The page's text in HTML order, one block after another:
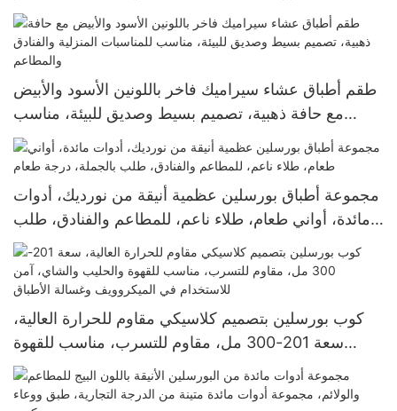
والفنادق، متين، درجة تجارية، مناسب لغسالة الأطباق
طقم أطباق عشاء سيراميك فاخر باللونين الأسود والأبيض
مع حافة ذهبية، تصميم بسيط وصديق للبيئة، مناسب
للمناسبات المنزلية والفنادق والمطاعم
مجموعة أطباق بورسلين عظمية أنيقة من نورديك، أدوات
مائدة، أواني طعام، طلاء ناعم، للمطاعم والفنادق، طلب
بالجملة، درجة طعام
كوب بورسلين بتصميم كلاسيكي مقاوم للحرارة العالية،
سعة 201-300 مل، مقاوم للتسرب، مناسب للقهوة
والحليب والشاي، آمن للاستخدام في الميكروويف وغسالة
الأطباق